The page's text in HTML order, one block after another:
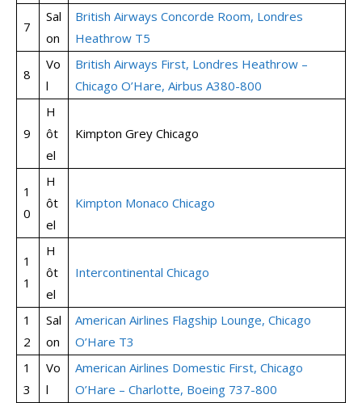
7
Sal
on
British Airways Concorde Room, Londres
Heathrow T5
8
Vo
l
British Airways First, Londres Heathrow –
Chicago O’Hare, Airbus A380-800
9
H
ôt
el
Kimpton Grey Chicago
1
0
H
ôt
el
Kimpton Monaco Chicago
1
1
H
ôt
el
Intercontinental Chicago
1
2
Sal
on
American Airlines Flagship Lounge, Chicago
O’Hare T3
1
3
Vo
l
American Airlines Domestic First, Chicago
O’Hare – Charlotte, Boeing 737-800